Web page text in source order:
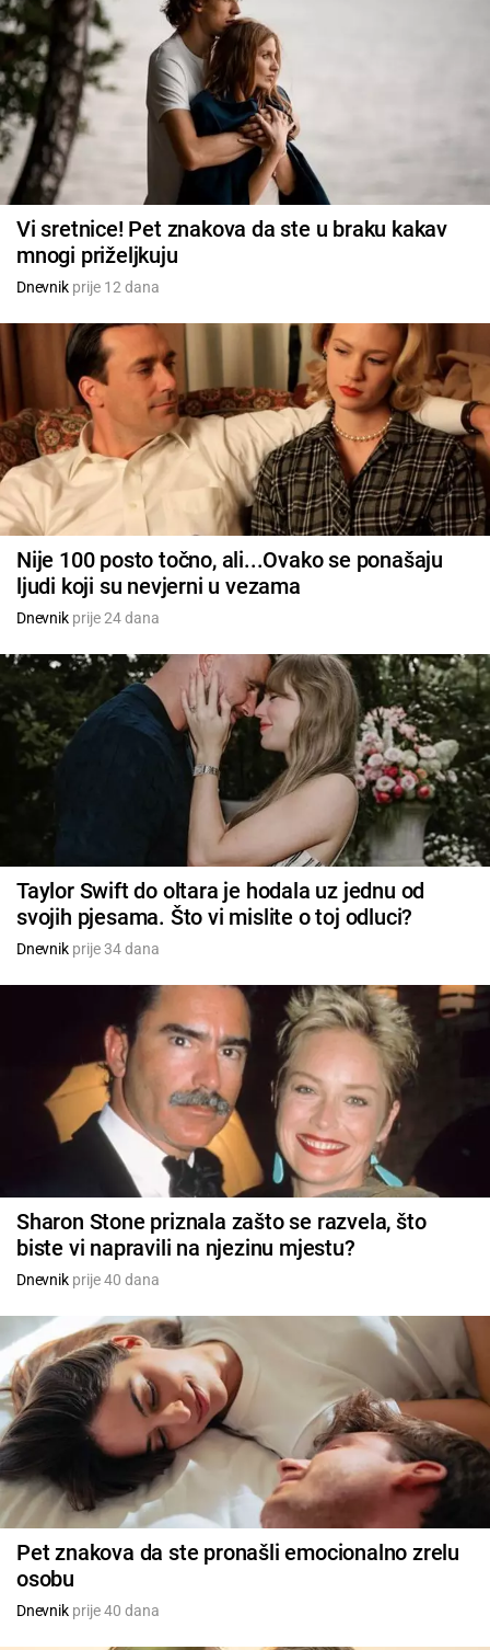
Vi sretnice! Pet znakova da ste u braku kakav
mnogi priželjkuju
Dnevnikprije 12 dana
Nije 100 posto točno, ali...Ovako se ponašaju
ljudi koji su nevjerni u vezama
Dnevnikprije 24 dana
Taylor Swift do oltara je hodala uz jednu od
svojih pjesama. Što vi mislite o toj odluci?
Dnevnikprije 34 dana
Sharon Stone priznala zašto se razvela, što
biste vi napravili na njezinu mjestu?
Dnevnikprije 40 dana
Pet znakova da ste pronašli emocionalno zrelu
osobu
Dnevnikprije 40 dana